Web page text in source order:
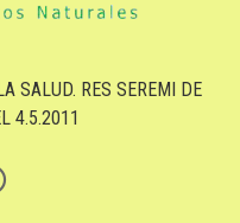
SALUD. RES SEREMI DE
4.5.2011